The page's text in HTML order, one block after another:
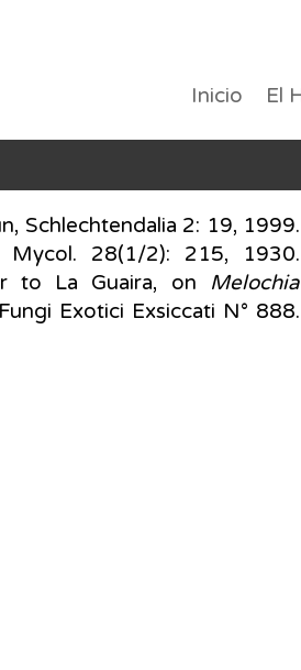
Inicio El
Schlechtendalia 2: 19, 1999.
28(1/2): 215, 1930.
to La Guaira, on Melochia
Exotici Exsiccati N° 888.